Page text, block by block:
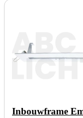
Inbouwframe